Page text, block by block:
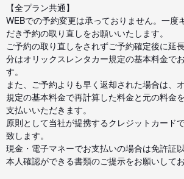
【全プラン共通】
WEBでの予約変更は承っておりません。一度
だき予約の取り直しをお願いいたします。
ご予約の取り直しをされずご予約確定後に延
分はオリックスレンタカー規定の基本料金で
す。
また、ご予約よりも早く返却された場合は、
規定の基本料金で再計算した料金と元の料金
支払いいただきます。
原則として当社が提携するクレジットカード
致します。
現金・電子マネーでお支払いの場合は免許証
本人確認ができる書類のご提示をお願いしてお